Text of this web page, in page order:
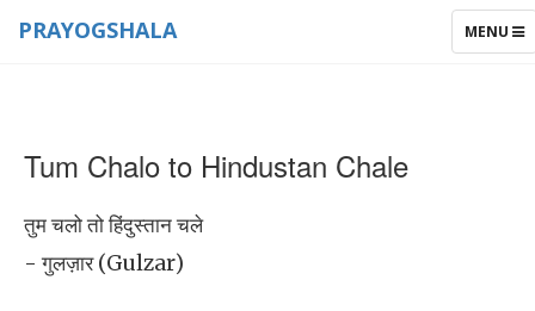
TOGGLE
MENU
PRAYOGSHALA
Tum Chalo to Hindustan Chale
तुम चलो तो हिंदुस्तान चले
- गुलज़ार (Gulzar)